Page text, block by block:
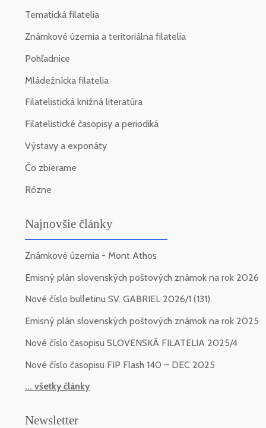
Tematická filatelia
Známkové územia a teritoriálna filatelia
Pohľadnice
Mládežnícka filatelia
Filatelistická knižná literatúra
Filatelistické časopisy a periodiká
Výstavy a exponáty
Čo zbierame
Rôzne
Najnovšie články
Známkové územia - Mont Athos
Emisný plán slovenských poštových známok na rok 2026
Nové číslo bulletinu SV. GABRIEL 2026/1 (131)
Emisný plán slovenských poštových známok na rok 2025
Nové číslo časopisu SLOVENSKÁ FILATELIA 2025/4
Nové číslo časopisu FIP Flash 140 – DEC 2025
... všetky články
Newsletter